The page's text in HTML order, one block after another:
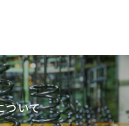
ついて